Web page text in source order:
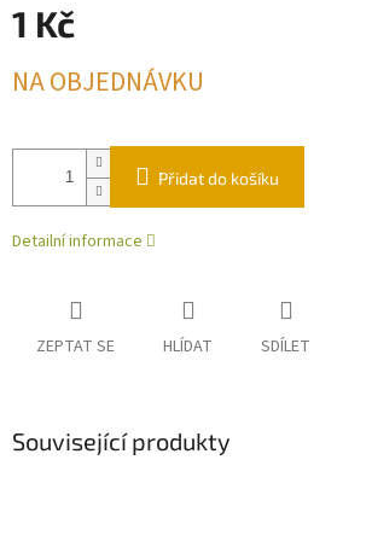
1 Kč
cena:
NA OBJEDNÁVKU
Přidat do košíku
Detailní informace
ZEPTAT SE HLÍDAT SDÍLET
Související produkty